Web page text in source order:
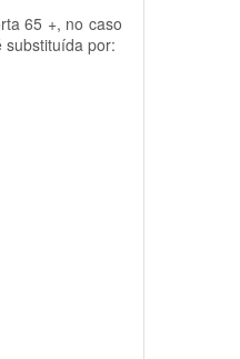
65 +, no caso
substituída por: